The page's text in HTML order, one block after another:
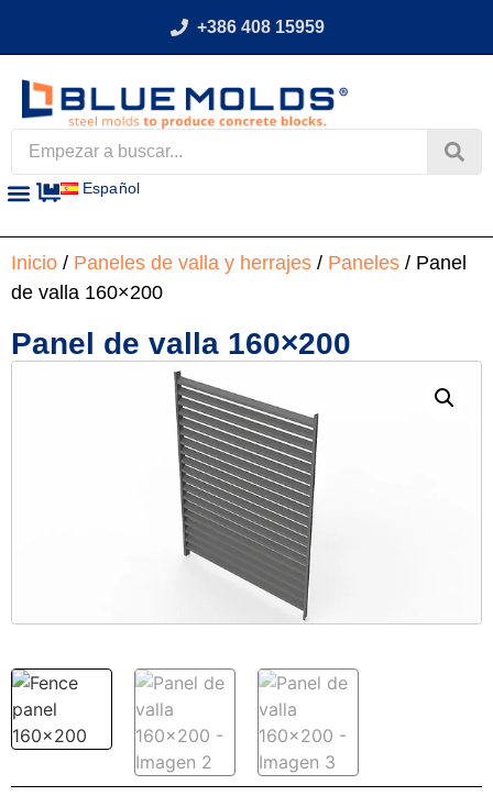
+386 408 15959
Español
Inicio / Paneles de valla y herrajes / Paneles / Panel
de valla 160×200
Panel de valla 160×200